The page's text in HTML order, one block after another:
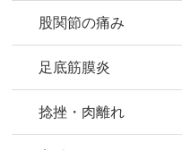
股関節の痛み
足底筋膜炎
捻挫・肉離れ